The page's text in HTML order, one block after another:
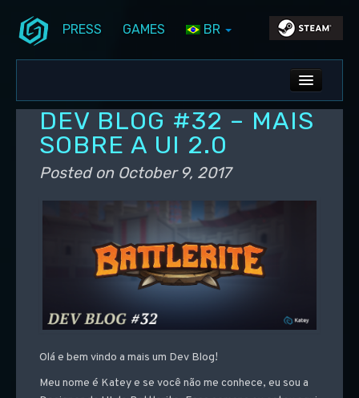
PRESS GAMES BR
ALL NEWS
DEV BLOG
PC UPDATES
PS5 UPDATES
DEV BLOG #32 – MAIS
SOBRE A UI 2.0
Posted on October 9, 2017
Olá e bem vindo a mais um Dev Blog!
Meu nome é Katey e se você não me conhece, eu sou a